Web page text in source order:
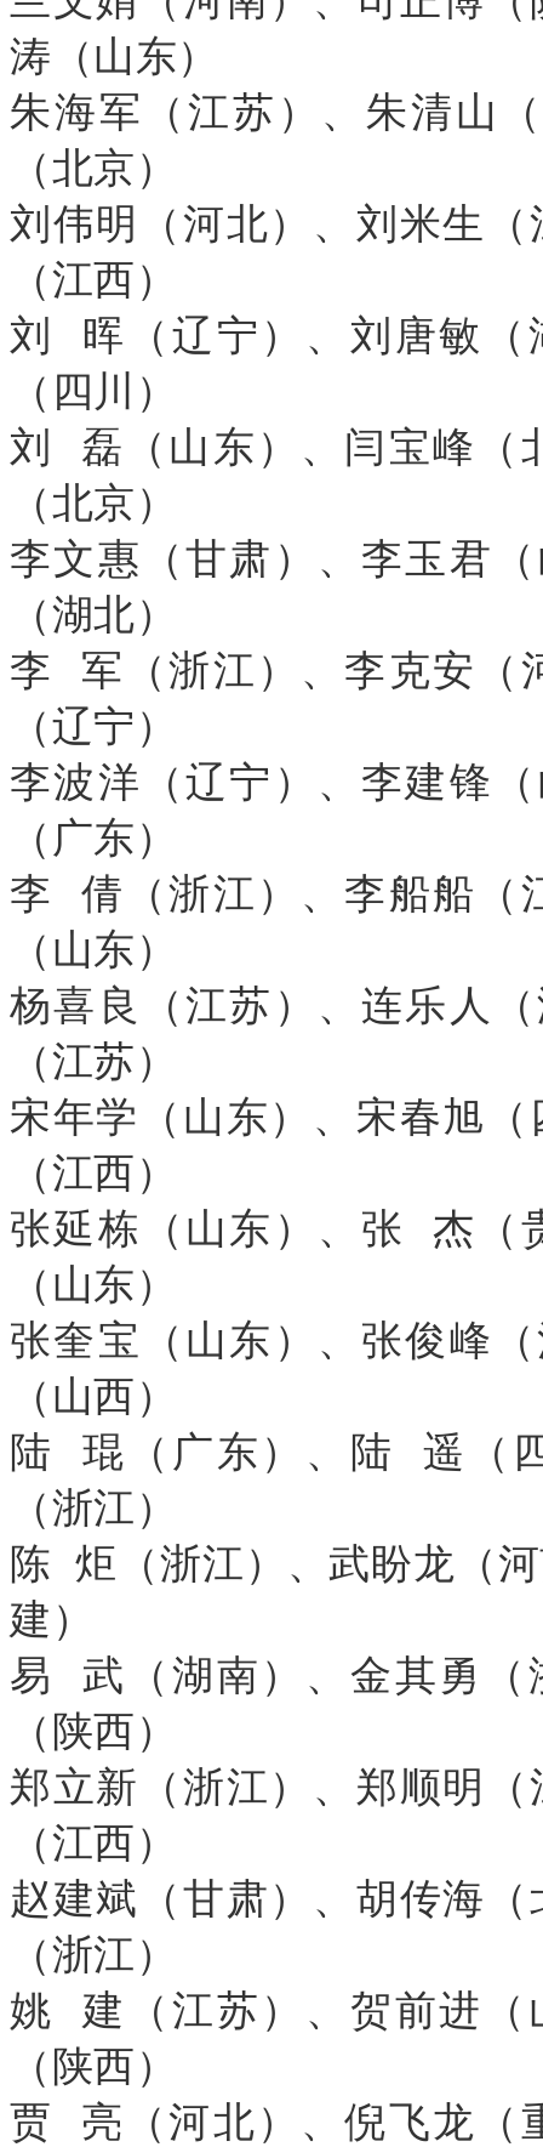
涛（山东）
朱海军（江苏）、朱清山
（北京）
刘伟明（河北）、刘米生（
（江西）
刘 晖（辽宁）、刘唐敏（
（四川）
刘 磊（山东）、闫宝峰（
（北京）
李文惠（甘肃）、李玉君
（湖北）
李 军（浙江）、李克安（
（辽宁）
李波洋（辽宁）、李建锋
（广东）
李 倩（浙江）、李船船（
（山东）
杨喜良（江苏）、连乐人
（江苏）
宋年学（山东）、宋春旭（
（江西）
张延栋（山东）、张 杰（
（山东）
张奎宝（山东）、张俊峰
（山西）
陆 琨（广东）、陆 遥（
（浙江）
陈 炬（浙江）、武盼龙（
建）
易 武（湖南）、金其勇（
（陕西）
郑立新（浙江）、郑顺明（
（江西）
赵建斌（甘肃）、胡传海（
（浙江）
姚 建（江苏）、贺前进（
（陕西）
贾 亮（河北）、倪飞龙（